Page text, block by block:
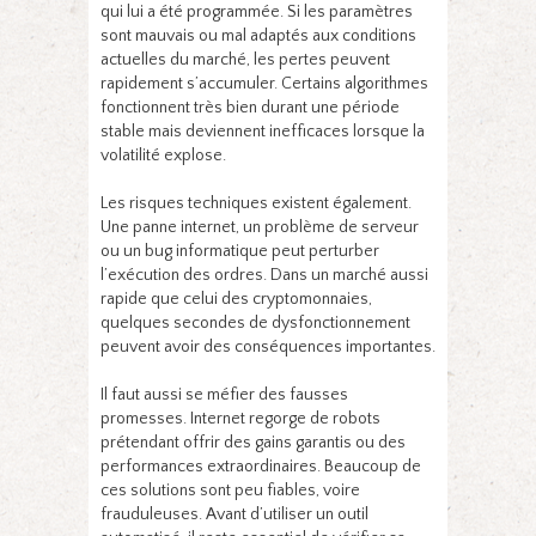
qui lui a été programmée. Si les paramètres
sont mauvais ou mal adaptés aux conditions
actuelles du marché, les pertes peuvent
rapidement s’accumuler. Certains algorithmes
fonctionnent très bien durant une période
stable mais deviennent inefficaces lorsque la
volatilité explose.
Les risques techniques existent également.
Une panne internet, un problème de serveur
ou un bug informatique peut perturber
l’exécution des ordres. Dans un marché aussi
rapide que celui des cryptomonnaies,
quelques secondes de dysfonctionnement
peuvent avoir des conséquences importantes.
Il faut aussi se méfier des fausses
promesses. Internet regorge de robots
prétendant offrir des gains garantis ou des
performances extraordinaires. Beaucoup de
ces solutions sont peu fiables, voire
frauduleuses. Avant d’utiliser un outil